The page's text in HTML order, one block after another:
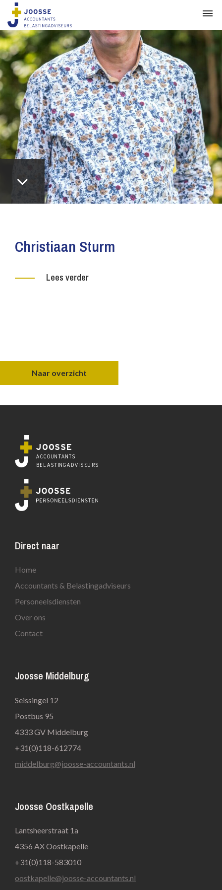
Christiaan Sturm
Lees verder
Naar overzicht
Direct naar
Home
Accountants & Belastingadviseurs
Personeelsdiensten
Over ons
Contact
Joosse Middelburg
Seissingel 12
Postbus 95
4333 GV Middelburg
+31(0)118-612774
middelburg@joosse-accountants.nl
Joosse Oostkapelle
Lantsheerstraat 1a
4356 AX Oostkapelle
+31(0)118-583010
oostkapelle@joosse-accountants.nl